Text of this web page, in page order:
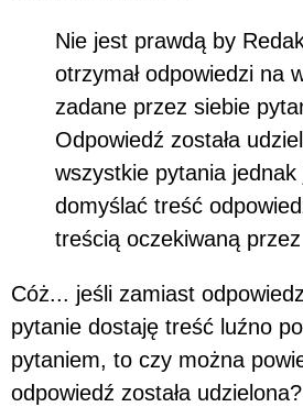
Nie jest prawdą by
otrzymał odpowiedzi na
zadane przez siebie
Odpowiedź została
wszystkie pytania
domyślać treść
treścią oczekiwaną
Cóż... jeśli zamiast
pytanie dostaję treść luźno
pytaniem, to czy można
odpowiedź została